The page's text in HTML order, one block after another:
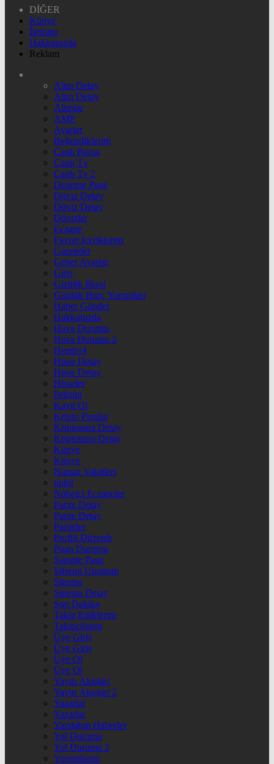
DİĞER
Künye
İletişim
Hakkımızda
Reklam
Altın Detay
Altın Detay
Altınlar
AMP
Ayarlar
Beğendiklerim
Canlı Borsa
Canlı Tv
Canlı Tv 2
Deneme Page
Döviz Detay
Döviz Detay
Dövizler
Eczane
Favori İçeriklerim
Gazeteler
Genel Ayarlar
Giriş
Gizlilik İlkesi
Günlük Burç Yorumları
Haber Gönder
Hakkımızda
Hava Durumu
Hava Durumu 2
Header4
Hisse Detay
Hisse Detay
Hisseler
İletişim
Kayıt Ol
Kripto Paralar
Kriptopara Detay
Kriptopara Detay
Künye
Künye
Namaz Vakitleri
nnbil
Nöbetçi Eczaneler
Parite Detay
Parite Detay
Pariteler
Profili Düzenle
Puan Durumu
Sample Page
Şifremi Unuttum
Sinema
Sinema Detay
Son Dakika
Takip Ettiklerim
Takipçilerim
Üye Giriş
Üye Giriş
Üye Ol
Üye Ol
Yayın Akışları
Yayın Akışları 2
Yazarlar
Yazarlar
Yazdığım Haberler
Yol Durumu
Yol Durumu 2
Yorumlarım